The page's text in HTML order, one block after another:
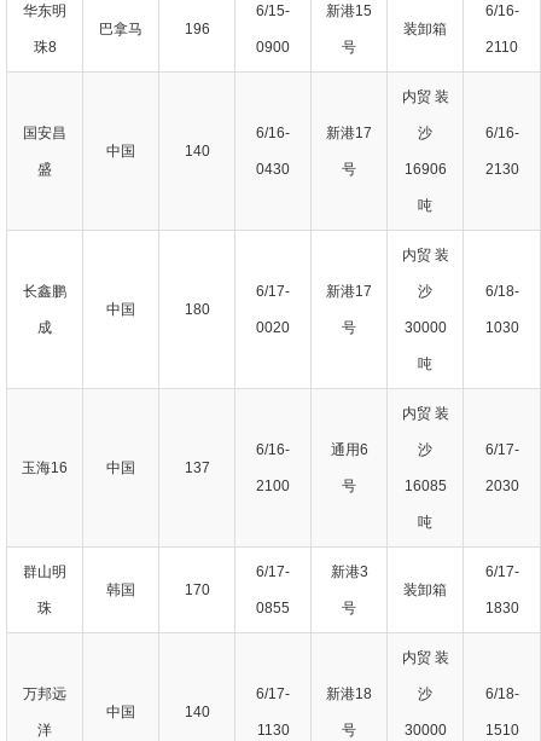
华东明
珠8
巴拿马 196
6/15-
0900
新港15
号
装卸箱
6/16-
2110
国安昌
盛
中国 140
6/16-
0430
新港17
号
内贸 装
沙
16906
吨
6/16-
2130
长鑫鹏
成
中国 180
6/17-
0020
新港17
号
内贸 装
沙
30000
吨
6/18-
1030
玉海16 中国 137
6/16-
2100
通用6
号
内贸 装
沙
16085
吨
6/17-
2030
群山明
珠
韩国 170
6/17-
0855
新港3
号
装卸箱
6/17-
1830
万邦远
洋
中国 140
6/17-
1130
新港18
号
内贸 装
沙
30000
6/18-
1510